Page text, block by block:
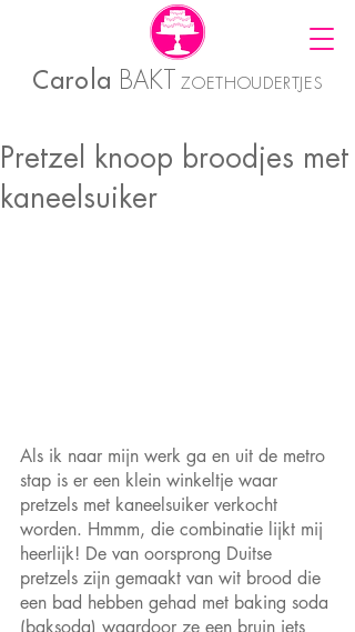
Carola BAKT ZOETHOUDERTJES
Pretzel knoop broodjes met
kaneelsuiker
Als ik naar mijn werk ga en uit de metro
stap is er een klein winkeltje waar
pretzels met kaneelsuiker verkocht
worden. Hmmm, die combinatie lijkt mij
heerlijk! De van oorsprong Duitse
pretzels zijn gemaakt van wit brood die
een bad hebben gehad met baking soda
(baksoda) waardoor ze een bruin iets